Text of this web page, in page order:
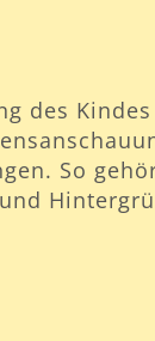
des
So